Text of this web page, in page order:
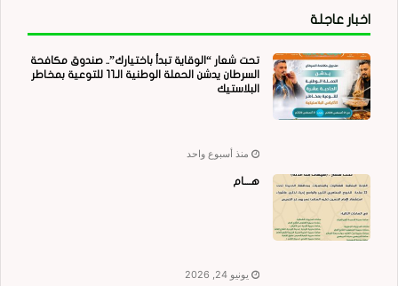
اخبار عاجلة
تحت شعار “الوقاية تبدأ باختيارك”.. صندوق مكافحة
السرطان يدشن الحملة الوطنية الـ11 للتوعية بمخاطر
البلاستيك
منذ أسبوع واحد
هــــام
يونيو 24, 2026